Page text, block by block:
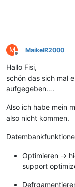
M
Offline
MaikelR2000
Hallo Fisi,
schön das sich mal
aufgegeben….
Also ich habe mein
also nicht kommen.
Optimieren ->
support